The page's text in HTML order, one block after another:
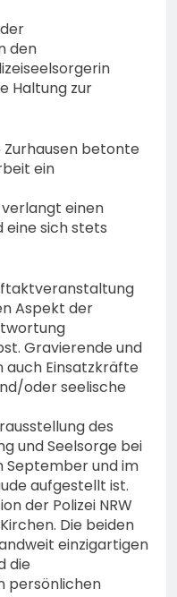
den
Haltung zur
Zurhausen betonte
ein
einen
sich stets
Aspekt der
Gravierende und
auch Einsatzkräfte
oder seelische
des
und Seelsorge bei
September und im
aufgestellt ist.
der Polizei NRW
Die beiden
einzigartigen
die
persönlichen